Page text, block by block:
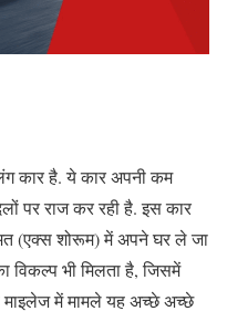
कार है. ये कार अपनी कम
पर राज कर रही है. इस कार
(एक्स शोरूम) में अपने घर ले जा
भी मिलता है, जिसमें
माइलेज में मामले यह अच्छे अच्छे